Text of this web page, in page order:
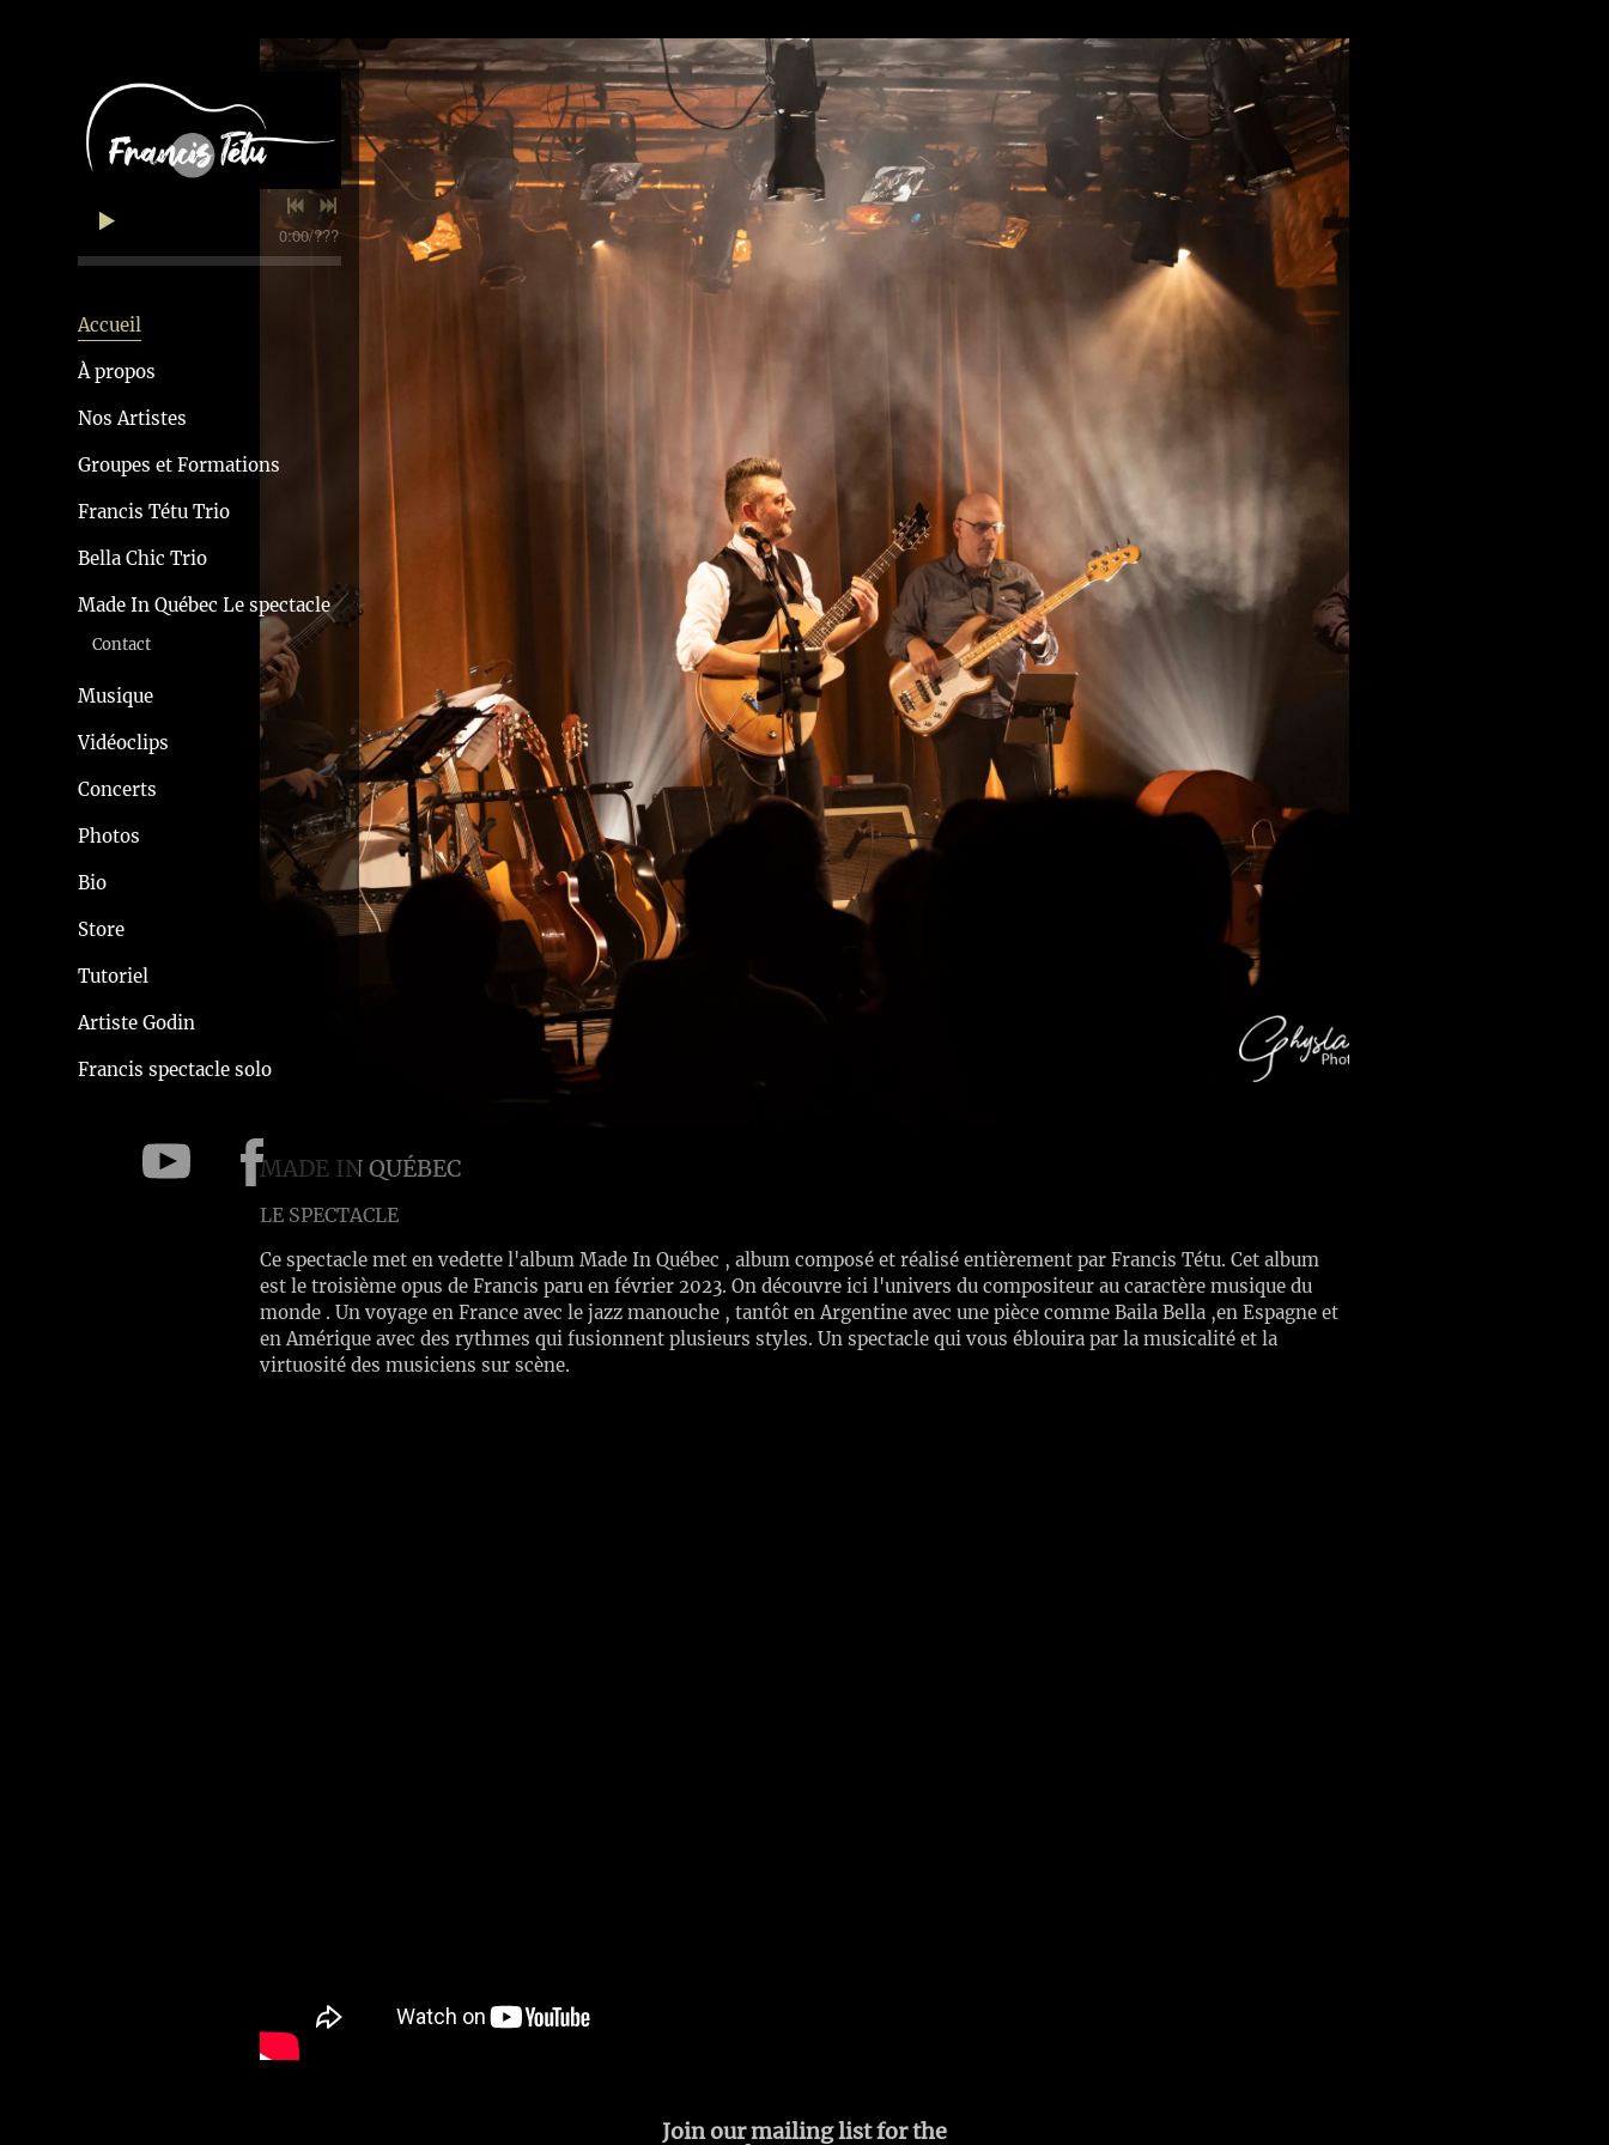
0:00/???
Accueil
À propos
Nos Artistes
Groupes et Formations
Francis Tétu Trio
Bella Chic Trio
Made In Québec Le spectacle
Contact
Musique
Vidéoclips
Concerts
Photos
Bio
Store
Tutoriel
Artiste Godin
Francis spectacle solo
MADE IN QUÉBEC
LE SPECTACLE
Ce spectacle met en vedette l'album Made In Québec , album composé et réalisé entièrement par Francis Tétu. Cet album
est le troisième opus de Francis paru en février 2023. On découvre ici l'univers du compositeur au caractère musique du
monde . Un voyage en France avec le jazz manouche , tantôt en Argentine avec une pièce comme Baila Bella ,en Espagne et
en Amérique avec des rythmes qui fusionnent plusieurs styles. Un spectacle qui vous éblouira par la musicalité et la
virtuosité des musiciens sur scène.
Join our mailing list for the